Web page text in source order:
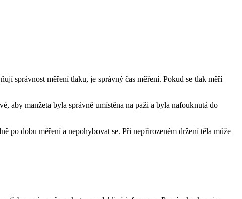
správnost měření tlaku, je správný čas měření. Pokud se tlak měří
aby manžeta byla správně umístěna na paži a byla nafouknutá do
po dobu měření a nepohybovat se. Při nepřirozeném držení těla může